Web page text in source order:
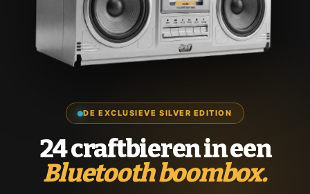
DE EXCLUSIEVE SILVER EDITION
24 craftbieren in een
Bluetooth boombox.